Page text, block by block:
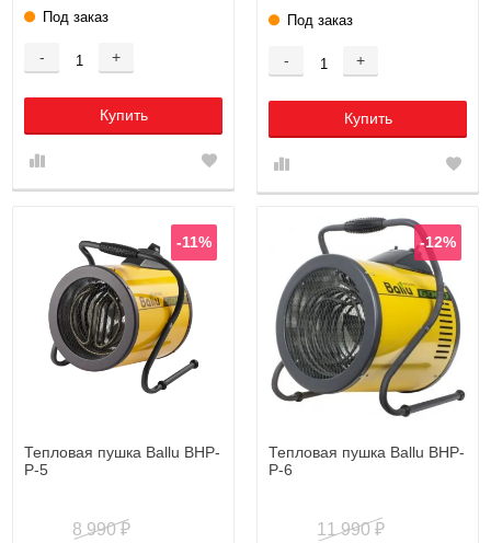
Под заказ
- +
Купить
Под заказ
- +
Купить
-11%
Тепловая пушка Ballu BHP-
P-5
8 990₽
-12%
Тепловая пушка Ballu BHP-
P-6
11 990 ₽